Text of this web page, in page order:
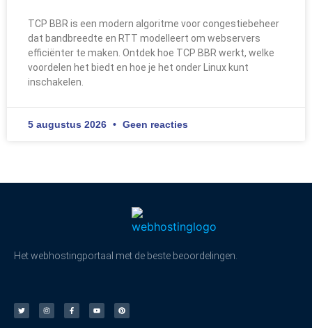
TCP BBR is een modern algoritme voor congestiebeheer
dat bandbreedte en RTT modelleert om webservers
efficiënter te maken. Ontdek hoe TCP BBR werkt, welke
voordelen het biedt en hoe je het onder Linux kunt
inschakelen.
5 augustus 2026 Geen reacties
Het webhostingportaal met de beste beoordelingen.